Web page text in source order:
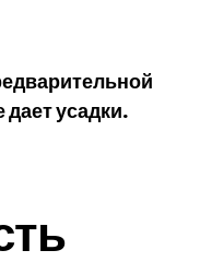
дает усадки.